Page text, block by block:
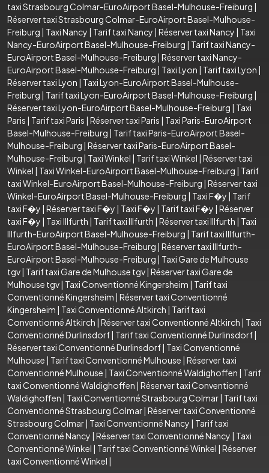
taxi Strasbourg Colmar-EuroAirport Basel-Mulhouse-Freiburg |
Réserver taxi Strasbourg Colmar-EuroAirport Basel-Mulhouse-
Freiburg | Taxi Nancy | Tarif taxi Nancy | Réserver taxi Nancy | Taxi
Nancy-EuroAirport Basel-Mulhouse-Freiburg | Tarif taxi Nancy-
EuroAirport Basel-Mulhouse-Freiburg | Réserver taxi Nancy-
EuroAirport Basel-Mulhouse-Freiburg | Taxi Lyon | Tarif taxi Lyon |
Réserver taxi Lyon | Taxi Lyon-EuroAirport Basel-Mulhouse-
Freiburg | Tarif taxi Lyon-EuroAirport Basel-Mulhouse-Freiburg |
Réserver taxi Lyon-EuroAirport Basel-Mulhouse-Freiburg | Taxi
Paris | Tarif taxi Paris | Réserver taxi Paris | Taxi Paris-EuroAirport
Basel-Mulhouse-Freiburg | Tarif taxi Paris-EuroAirport Basel-
Mulhouse-Freiburg | Réserver taxi Paris-EuroAirport Basel-
Mulhouse-Freiburg | Taxi Winkel | Tarif taxi Winkel | Réserver taxi
Winkel | Taxi Winkel-EuroAirport Basel-Mulhouse-Freiburg | Tarif
taxi Winkel-EuroAirport Basel-Mulhouse-Freiburg | Réserver taxi
Winkel-EuroAirport Basel-Mulhouse-Freiburg | Taxi F�y | Tarif
taxi F�y | Réserver taxi F�y | Taxi F�y | Tarif taxi F�y | Réserver
taxi F�y | Taxi Illfurth | Tarif taxi Illfurth | Réserver taxi Illfurth | Taxi
Illfurth-EuroAirport Basel-Mulhouse-Freiburg | Tarif taxi Illfurth-
EuroAirport Basel-Mulhouse-Freiburg | Réserver taxi Illfurth-
EuroAirport Basel-Mulhouse-Freiburg | Taxi Gare de Mulhouse
tgv| Tarif taxi Gare de Mulhouse tgv| Réserver taxi Gare de
Mulhouse tgv| Taxi Conventionné Kingersheim | Tarif taxi
Conventionné Kingersheim | Réserver taxi Conventionné
Kingersheim | Taxi Conventionné Altkirch | Tarif taxi
Conventionné Altkirch | Réserver taxi Conventionné Altkirch | Taxi
Conventionné Durlinsdorf| Tarif taxi Conventionné Durlinsdorf|
Réserver taxi Conventionné Durlinsdorf| Taxi Conventionné
Mulhouse | Tarif taxi Conventionné Mulhouse | Réserver taxi
Conventionné Mulhouse | Taxi Conventionné Waldighoffen | Tarif
taxi Conventionné Waldighoffen | Réserver taxi Conventionné
Waldighoffen | Taxi Conventionné Strasbourg Colmar| Tarif taxi
Conventionné Strasbourg Colmar| Réserver taxi Conventionné
Strasbourg Colmar| Taxi Conventionné Nancy | Tarif taxi
Conventionné Nancy | Réserver taxi Conventionné Nancy | Taxi
Conventionné Winkel | Tarif taxi Conventionné Winkel | Réserver
taxi Conventionné Winkel |